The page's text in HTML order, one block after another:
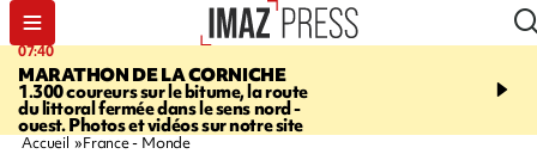
07:40
MARATHON DE LA CORNICHE
1.300 coureurs sur le bitume, la route
du littoral fermée dans le sens nord -
ouest. Photos et vidéos sur notre site
10:33
l’enfance - une
Accueil France - Monde